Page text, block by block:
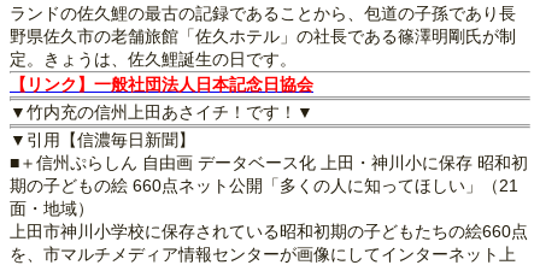
ランドの佐久鯉の最古の記録であることから、包道の子孫であり長
野県佐久市の老舗旅館「佐久ホテル」の社長である篠澤明剛氏が制
定。きょうは、佐久鯉誕生の日です。
【リンク】一般社団法人日本記念日協会
▼竹内充の信州上田あさイチ！です！▼
▼引用【信濃毎日新聞】
■＋信州ぷらしん 自由画 データベース化 上田・神川小に保存 昭和初
期の子どもの絵 660点ネット公開「多くの人に知ってほしい」（21
面・地域）
上田市神川小学校に保存されている昭和初期の子どもたちの絵660点
を、市マルチメディア情報センターが画像にしてインターネット上